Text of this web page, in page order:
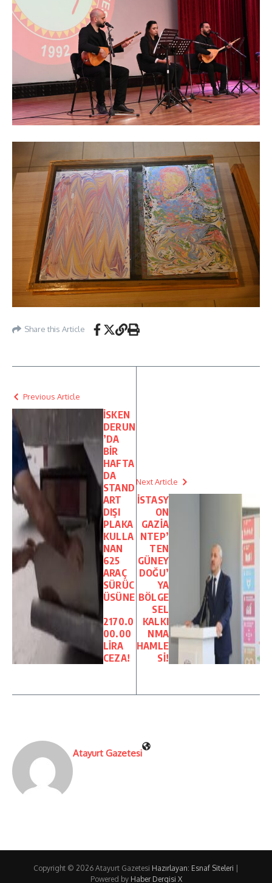
Share this Article
Previous Article
İSKEN
DERUN
’DA
BİR
HAFTA
DA
STAND
ART
DIŞI
PLAKA
KULLA
NAN
625
ARAÇ
SÜRÜC
ÜSÜNE
2170.0
00.00
LİRA
CEZA!
Next Article
İSTASY
ON
GAZİA
NTEP’
TEN
GÜNEY
DOĞU’
YA
BÖLGE
SEL
KALKI
NMA
HAMLE
Sİ!
Atayurt Gazetesi
Copyright © 2026 Atayurt Gazetesi Hazırlayan: Esnaf Siteleri |
Powered by Haber Dergisi X